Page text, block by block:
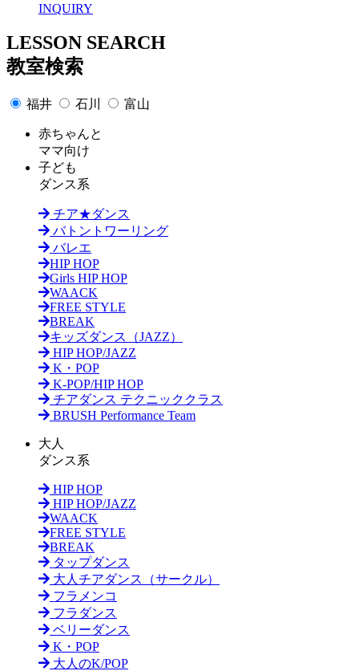
INQUIRY
LESSON SEARCH
教室検索
福井 石川 富山
赤ちゃんと
ママ向け
子ども
ダンス系
チア★ダンス
バトントワーリング
バレエ
HIP HOP
Girls HIP HOP
WAACK
FREE STYLE
BREAK
キッズダンス（JAZZ）
HIP HOP/JAZZ
K・POP
K-POP/HIP HOP
チアダンス テクニッククラス
BRUSH Performance Team
大人
ダンス系
HIP HOP
HIP HOP/JAZZ
WAACK
FREE STYLE
BREAK
タップダンス
大人チアダンス（サークル）
フラメンコ
フラダンス
ベリーダンス
K・POP
大人のK/POP